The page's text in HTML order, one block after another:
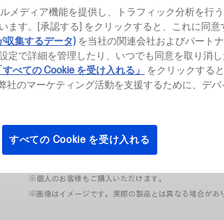
評
価
値
な
し.
同
ー
ジ
の
ン
ク。
(0) レビューを書く
￥388,520（税
≫
※本製品は、受注生産品となります。ご注文いただいた
します。
最短で3週間程度のお届けとなりますが、納品までお
※個人のお客様もご購入いただけます。
※画像はイメージです。実際の製品とは異なる場合があ
メディア機能を提供し、トラフィック分析を行
ます。[承認する] をクリックすると、これに同意
収集するデータ) を当社の関連会社およびパート
で詳細を管理したり、いつでも同意を取り消し
すべての Cookie を受け入れる」
をクリックする
社のマーケティング活動を支援するために、デバ
すべての Cookie を受け入れる